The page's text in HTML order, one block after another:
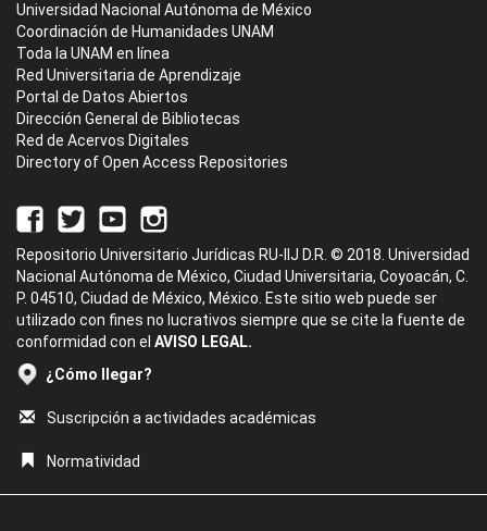
Universidad Nacional Autónoma de México
Coordinación de Humanidades UNAM
Toda la UNAM en línea
Red Universitaria de Aprendizaje
Portal de Datos Abiertos
Dirección General de Bibliotecas
Red de Acervos Digitales
Directory of Open Access Repositories
Repositorio Universitario Jurídicas RU-IIJ D.R. © 2018. Universidad
Nacional Autónoma de México, Ciudad Universitaria, Coyoacán, C.
P. 04510, Ciudad de México, México. Este sitio web puede ser
utilizado con fines no lucrativos siempre que se cite la fuente de
conformidad con el AVISO LEGAL.
¿Cómo llegar?
Suscripción a actividades académicas
Normatividad